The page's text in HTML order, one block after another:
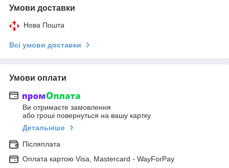
Умови доставки
Нова Пошта
Всі умови доставки
Умови оплати
Ви отримаєте замовлення
або гроші повернуться на вашу картку
Детальніше
Післяплата
Оплата картою Visa, Mastercard - WayForPay